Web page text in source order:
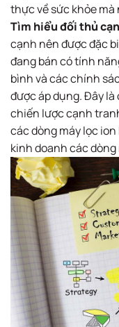
thực về sức khỏe mà
Tìm hiểu đối thủ
cạnh nên được đặc
đang bán có tính
bình và các chính
được áp dụng. Đây là
chiến lược cạnh
các dòng máy lọc
kinh doanh các